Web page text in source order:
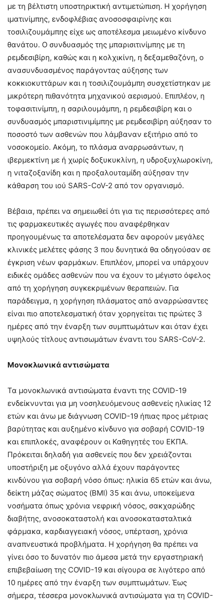
με τη βέλτιστη υποστηρικτική αντιμετώπιση. Η χορήγηση
ιματινίμπης, ενδοφλέβιας ανοσοσφαιρίνης και
τοσιλιζουμάμπης είχε ως αποτέλεσμα μειωμένο κίνδυνο
θανάτου. Ο συνδυασμός της μπαρισιτινίμπης με τη
ρεμδεσιβίρη, καθώς και η κολχικίνη, η δεξαμεθαζόνη, ο
ανασυνδυασμένος παράγοντας αύξησης των
κοκκιοκυττάρων και η τοσιλιζουμάμπη συσχετίστηκαν με
μικρότερη πιθανότητα μηχανικού αερισμού. Επιπλέον, η
τοφασιτινίμπη, η σαριλουμάμπη, η ρεμδεσιβίρη και ο
συνδυασμός μπαριστινιμίμπης με ρεμδεσιβίρη αύξησαν το
ποσοστό των ασθενών που λάμβαναν εξιτήριο από το
νοσοκομείο. Ακόμη, το πλάσμα αναρρωσάντων, η
ιβερμεκτίνη με ή χωρίς δοξυκυκλίνη, η υδροξυχλωροκίνη,
η νιταζοξανίδη και η προξαλουταμίδη αύξησαν την
κάθαρση του ιού SARS-CoV-2 από τον οργανισμό.
Βέβαια, πρέπει να σημειωθεί ότι για τις περισσότερες από
τις φαρμακευτικές αγωγές που αναφέρθηκαν
προηγουμένως τα αποτελέσματα δεν αφορούν μεγάλες
κλινικές μελέτες φάσης 3 που δυνητικά θα οδηγούσαν σε
έγκριση νέων φαρμάκων. Επιπλέον, μπορεί να υπάρχουν
ειδικές ομάδες ασθενών που να έχουν το μέγιστο όφελος
από τη χορήγηση συγκεκριμένων θεραπειών. Για
παράδειγμα, η χορήγηση πλάσματος από αναρρώσαντες
είναι πιο αποτελεσματική όταν χορηγείται τις πρώτες 3
ημέρες από την έναρξη των συμπτωμάτων και όταν έχει
υψηλούς τίτλους αντισωμάτων έναντι του SARS-CoV-2.
Μονοκλωνικά αντισώματα
Τα μονοκλωνικά αντισώματα έναντι της COVID-19
ενδείκνυνται για μη νοσηλευόμενους ασθενείς ηλικίας 12
ετών και άνω με διάγνωση COVID-19 ήπιας προς μέτριας
βαρύτητας και αυξημένο κίνδυνο για σοβαρή COVID-19
και επιπλοκές, αναφέρουν οι Καθηγητές του ΕΚΠΑ.
Πρόκειται δηλαδή για ασθενείς που δεν χρειάζονται
υποστήριξη με οξυγόνο αλλά έχουν παράγοντες
κινδύνου για σοβαρή νόσο όπως: ηλικία 65 ετών και άνω,
δείκτη μάζας σώματος (BMI) 35 και άνω, υποκείμενα
νοσήματα όπως χρόνια νεφρική νόσος, σακχαρώδης
διαβήτης, ανοσοκαταστολή και ανοσοκατασταλτικά
φάρμακα, καρδιαγγειακή νόσος, υπέρταση, χρόνια
αναπνευστικά προβλήματα. Η χορήγηση θα πρέπει να
γίνει όσο το δυνατόν πιο άμεσα μετά την εργαστηριακή
επιβεβαίωση της COVID-19 και σίγουρα σε λιγότερο από
10 ημέρες από την έναρξη των συμπτωμάτων. Έως
σήμερα, τέσσερα μονοκλωνικά αντισώματα για τη COVID-